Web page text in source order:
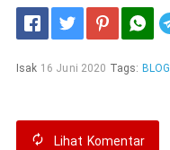
}
Isak 16 Juni 2020 Tags: BLOG
Lihat Komentar